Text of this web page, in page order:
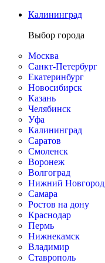
Калининград
Выбор города
Москва
Санкт-Петербург
Екатеринбург
Новосибирск
Казань
Челябинск
Уфа
Калининград
Саратов
Смоленск
Воронеж
Волгоград
Нижний Новгород
Самара
Ростов на дону
Краснодар
Пермь
Нижнекамск
Владимир
Ставрополь